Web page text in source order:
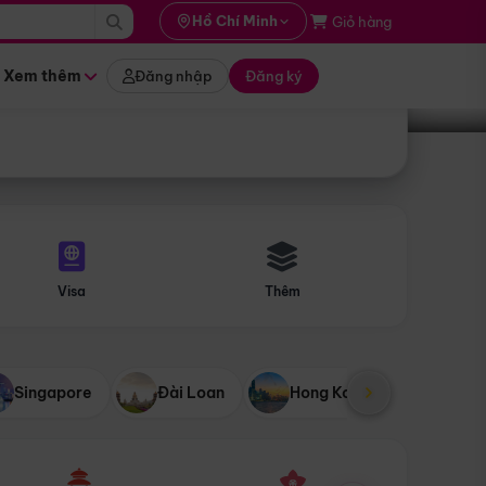
Hồ Chí Minh Giỏ hàng
Xem thêm Đăng nhập Đăng ký
Tìm tour
Visa Thêm
Singapore Đài Loan Hong Kong